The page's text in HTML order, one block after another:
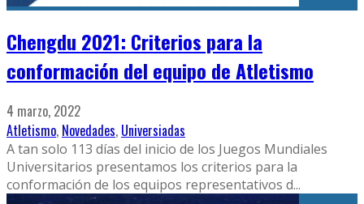
Chengdu 2021: Criterios para la
conformación del equipo de Atletismo
4 marzo, 2022
Atletismo, Novedades, Universiadas
A tan solo 113 días del inicio de los Juegos Mundiales
Universitarios presentamos los criterios para la
conformación de los equipos representativos d...